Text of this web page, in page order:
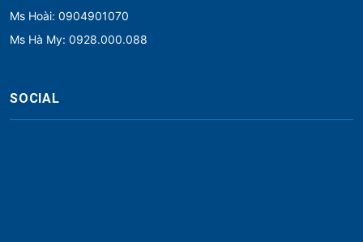
Ms Hoài: 0904901070
Ms Hà My: 0928.000.088
SOCIAL